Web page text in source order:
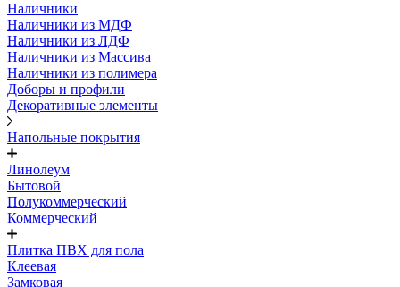
Наличники
Наличники из МДФ
Наличники из ЛДФ
Наличники из Массива
Наличники из полимера
Доборы и профили
Декоративные элементы
Напольные покрытия
Линолеум
Бытовой
Полукоммерческий
Коммерческий
Плитка ПВХ для пола
Клеевая
Замковая